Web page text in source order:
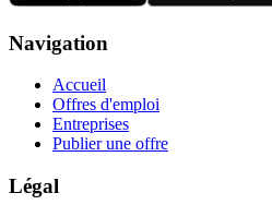
Navigation
Accueil
Offres d'emploi
Entreprises
Publier une offre
Légal